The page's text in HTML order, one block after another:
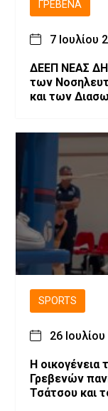
ΓΡΕΒΕΝΆ
7 Ιουλίου
ΔΕΕΠ ΝΕΑΣ
των
και των
SPORTS
26
H οικογένεια
Γρεβενών
Τσάτσου και